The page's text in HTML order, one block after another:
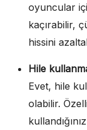
oyuncular
kaçırabilir,
hissini
Hile
Evet, hile
olabilir.